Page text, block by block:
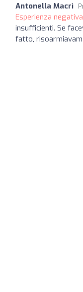
Antonella Macrì
Esperienza
insufficienti. Se
fatto,